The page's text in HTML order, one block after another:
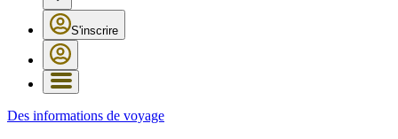
S'inscrire
Des informations de voyage